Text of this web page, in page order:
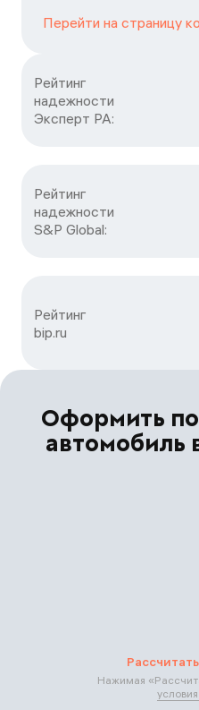
Перейти на страницу
Рейтинг
надежности
Эксперт РА:
Рейтинг
надежности
S&P Global:
Рейтинг
bip.ru
Оформить
автомобиль
Нажимая «